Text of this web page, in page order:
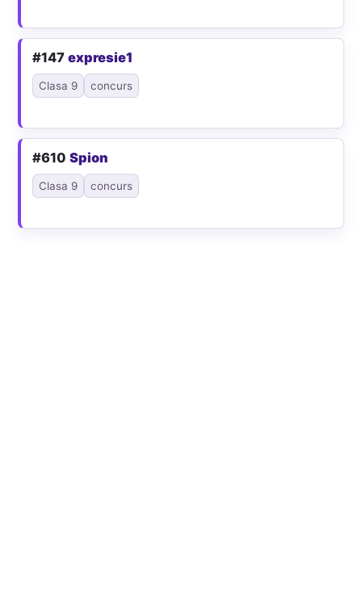
#147expresie1
Clasa 9 concurs
#610Spion
Clasa 9 concurs